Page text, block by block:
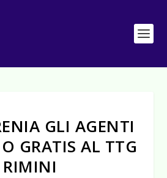
GLI AGENTI
GRATIS AL TTG
RIMINI